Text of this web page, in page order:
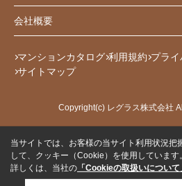
会社概要
マンションカタログ 利用規約 プライ
サイトマップ
Copyright(c) レグラス株式会社
当サイトでは、お客様の当サイト利用状況把
して、クッキー（Cookie）を使用しています。
詳しくは、当社の 「Cookieの取扱いについて